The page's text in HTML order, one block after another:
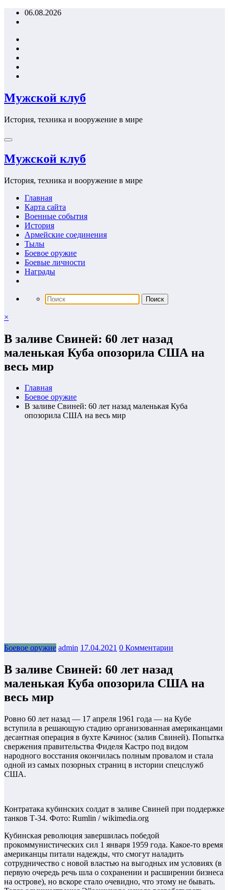
Перейти06.08.2026
Мужской клуб
История, техника и вооружение в мире
Мужской клуб
История, техника и вооружение в мире
Главная
Карта сайта
Военные события
История
Армейские соединения
Тылы
Боевое оружие
Боевые личности
Награды
×
В заливе Свиней: 60 лет назад
маленькая Куба опозорила США на
весь мир
Главная
Боевое оружие
В заливе Свиней: 60 лет назад маленькая Куба
опозорила США на весь мир
Боевое оружие admin 17.04.2021 0 Комментарии
В заливе Свиней: 60 лет назад
маленькая Куба опозорила США на
весь мир
Ровно 60 лет назад — 17 апреля 1961 года — на Кубе
вступила в решающую стадию организованная американцами
десантная операция в бухте Качинос (залив Свиней). Попытка
свержения правительства Фиделя Кастро под видом
народного восстания окончилась полным провалом и стала
одной из самых позорных страниц в истории спецслужб
США.
Контратака кубинских солдат в заливе Свиней при поддержке
танков Т-34. Фото: Rumlin / wikimedia.org
Кубинская революция завершилась победой
прокоммунистических сил 1 января 1959 года. Какое-то время
американцы питали надежды, что смогут наладить
сотрудничество с новой властью на выгодных им условиях (в
первую очередь речь шла о сохранении и расширении бизнеса
на острове), но вскоре стало очевидно, что этому не бывать.